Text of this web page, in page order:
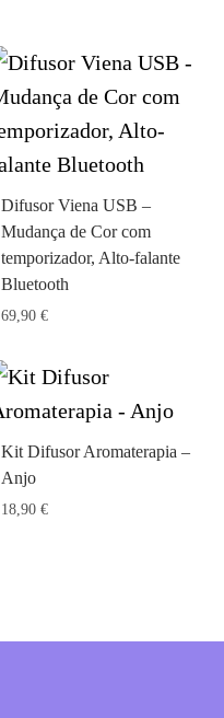
Difusor Viena USB –
Mudança de Cor com
temporizador, Alto-falante
Bluetooth
69,90 €
Kit Difusor Aromaterapia –
Anjo
18,90 €